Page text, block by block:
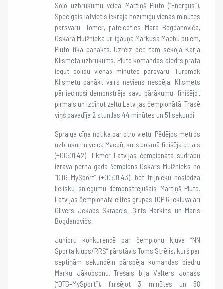
Solo uzbrukumu veica Mārtiņš Pluto (“Energus”).
Spēcīgais latvietis iekrāja nozīmīgu vienas minūtes
pārsvaru. Tomēr, pateicoties Māra Bogdanoviča,
Oskara Muižnieka un igauņa Markusa Maebū pūlēm,
Pluto tika panākts. Uzreiz pēc tam sekoja Kārļa
Klismeta uzbrukums. Pluto komandas biedrs prata
iegūt solīdu vienas minūtes pārsvaru. Turpmāk
Klismetu panākt vairs neviens nespēja. Klismets
pārliecinoši demonstrēja savu pārākumu, finišējot
pirmais un izcīnot zeltu Latvijas čempionātā. Trasē
viņš pavadīja 2 stundas 44 minūtes un 51 sekundi.
Spraiga cīņa notika par otro vietu. Pēdējos metros
uzbrukumu veica Maebū, kurš posmā finišēja otrais
(+00:01:42). Tikmēr Latvijas čempionāta sudrabu
izrāva pērnā gada čempions Oskars Muižnieks no
“DTG–MySport” (+00:01:43), bet trijnieku noslēdza
lielisku sniegumu demonstrējušais Mārtiņš Pluto.
Latvijas čempionāta elites grupas TOP 6 iekļuva arī
Olivers Jēkabs Skrapcis, Ģirts Harkins un Māris
Bogdanovičs.
Junioru konkurencē par čempionu kļuva “NN
Sporta klubs/RRS” pārstāvis Toms Strēlis, kurš par
septiņām sekundēm pārspēja komandas biedru
Marku Jākobsonu. Trešais bija Valters Jonass
(“DTG–MySport”), finišējot 3 minūtes un 58